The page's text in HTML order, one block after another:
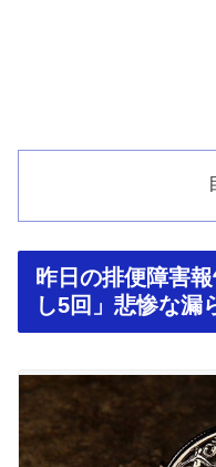
昨日の排便障害
し5回」悲惨な漏